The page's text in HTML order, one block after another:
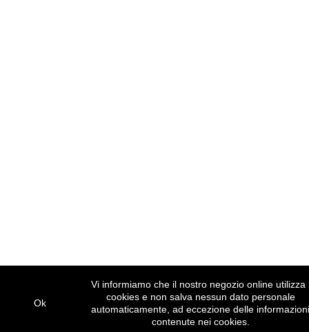
Ok
Vi informiamo che il nostro negozio online utilizza
cookies e non salva nessun dato personale
automaticamente, ad eccezione delle informazioni
contenute nei cookies.